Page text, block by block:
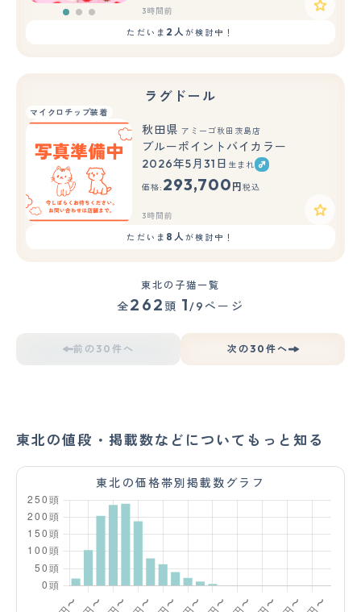
3時間前
ただいま 2人が検討中！
ラグドール
マイクロチップ装着
秋田県 アミーゴ秋田茨島店
ブルーポイントバイカラー
2026年5月31日 生まれ
価格: 293,700 円 税込
3時間前
ただいま 8人が検討中！
東北の子猫一覧
全262 頭 1/9ページ
前の30件へ 次の30件へ
東北の値段・掲載数などについてもっと知る
東北の価格帯別掲載数グラフ